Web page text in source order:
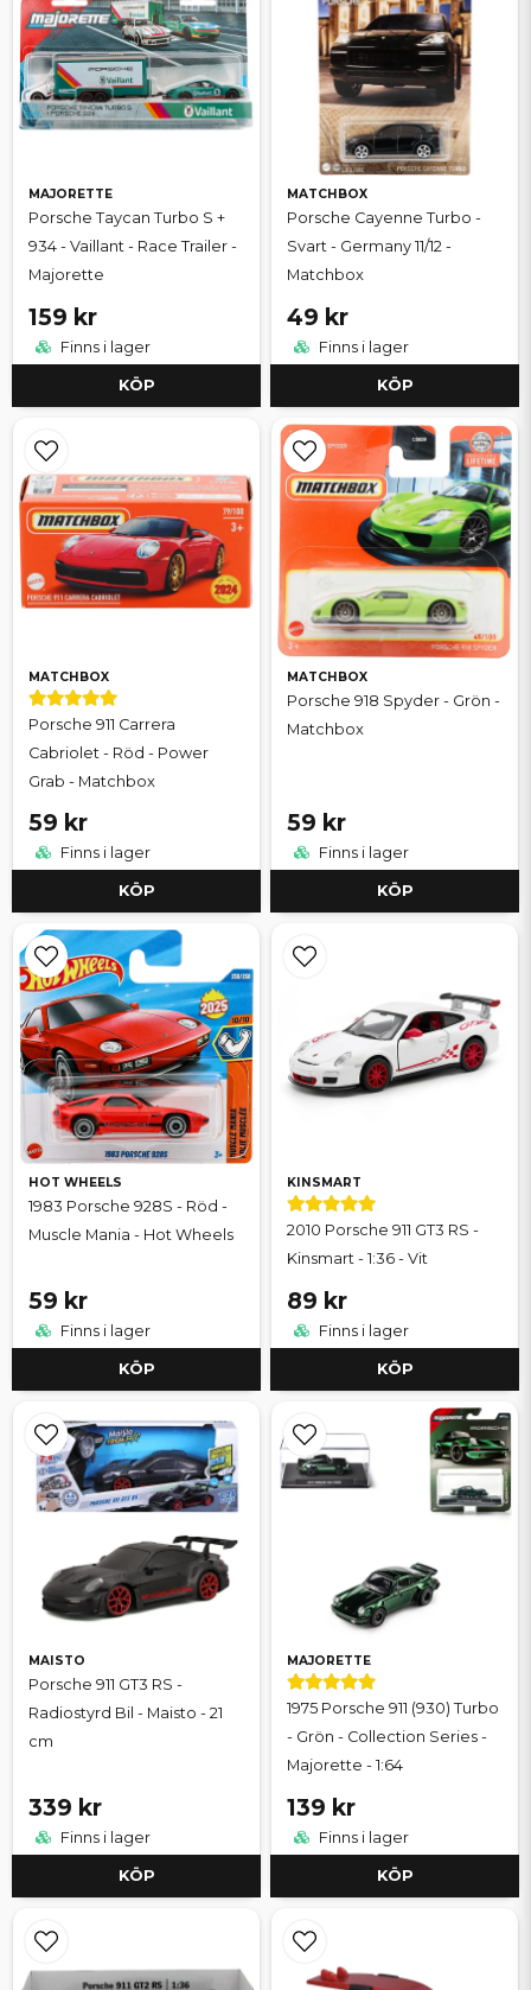
MAJORETTE
Porsche Taycan Turbo S +
934 - Vaillant - Race Trailer -
Majorette
159 kr
Finns i lager
KÖP
MATCHBOX
Porsche Cayenne Turbo -
Svart - Germany 11/12 -
Matchbox
49 kr
Finns i lager
KÖP
MATCHBOX
Porsche 911 Carrera
Cabriolet - Röd - Power
Grab - Matchbox
59 kr
Finns i lager
KÖP
MATCHBOX
Porsche 918 Spyder - Grön -
Matchbox
59 kr
Finns i lager
KÖP
HOT WHEELS
1983 Porsche 928S - Röd -
Muscle Mania - Hot Wheels
59 kr
Finns i lager
KÖP
KINSMART
2010 Porsche 911 GT3 RS -
Kinsmart - 1:36 - Vit
89 kr
Finns i lager
KÖP
MAISTO
Porsche 911 GT3 RS -
Radiostyrd Bil - Maisto - 21
cm
339 kr
Finns i lager
KÖP
MAJORETTE
1975 Porsche 911 (930) Turbo
- Grön - Collection Series -
Majorette - 1:64
139 kr
Finns i lager
KÖP